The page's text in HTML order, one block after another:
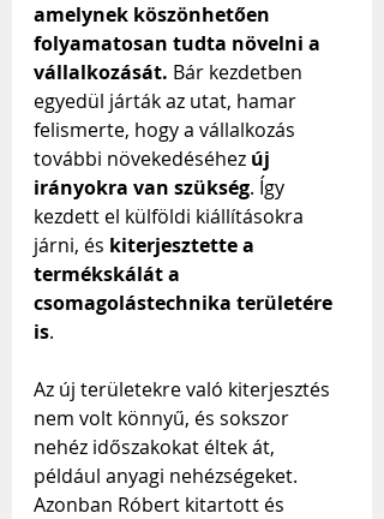
amelynek köszönhetően
folyamatosan tudta növelni a
vállalkozását. Bár kezdetben
egyedül járták az utat, hamar
felismerte, hogy a vállalkozás
további növekedéséhez új
irányokra van szükség. Így
kezdett el külföldi kiállításokra
járni, és kiterjesztette a
termékskálát a
csomagolástechnika területére
is.
Az új területekre való kiterjesztés
nem volt könnyű, és sokszor
nehéz időszakokat éltek át,
például anyagi nehézségeket.
Azonban Róbert kitartott és